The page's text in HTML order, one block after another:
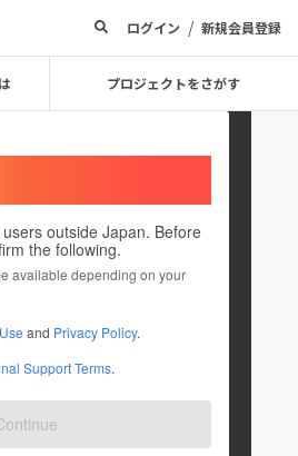
ログイン / 新規会員登録
プロジェクトをさがす
outside Japan. Before
the following.
available depending on your
and Privacy Policy.
Support Terms.
ムライ MG
クトを投稿しています
県
県